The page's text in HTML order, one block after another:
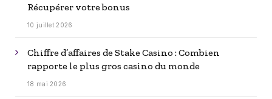
Récupérer votre bonus
10 juillet 2026
Chiffre d’affaires de Stake Casino : Combien
rapporte le plus gros casino du monde
18 mai 2026